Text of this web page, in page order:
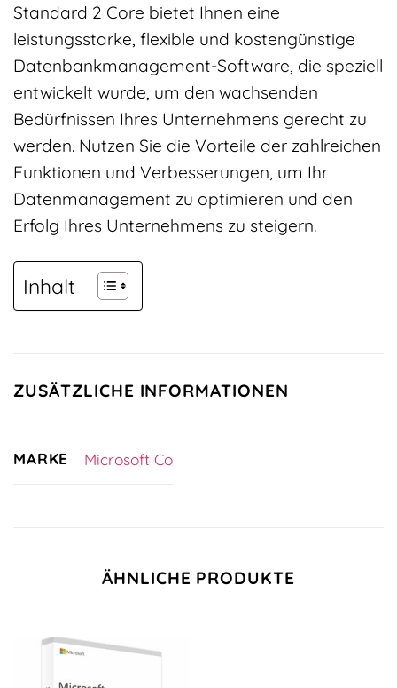
Standard 2 Core bietet Ihnen eine
leistungsstarke, flexible und kostengünstige
Datenbankmanagement-Software, die speziell
entwickelt wurde, um den wachsenden
Bedürfnissen Ihres Unternehmens gerecht zu
werden. Nutzen Sie die Vorteile der zahlreichen
Funktionen und Verbesserungen, um Ihr
Datenmanagement zu optimieren und den
Erfolg Ihres Unternehmens zu steigern.
Inhalt
ZUSÄTZLICHE INFORMATIONEN
MARKE Microsoft Co
ÄHNLICHE PRODUKTE